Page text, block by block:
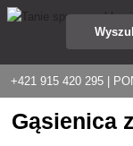
+421 915 420 295 |
Gąsienica